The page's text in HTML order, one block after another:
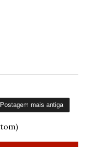
Postagem mais antiga